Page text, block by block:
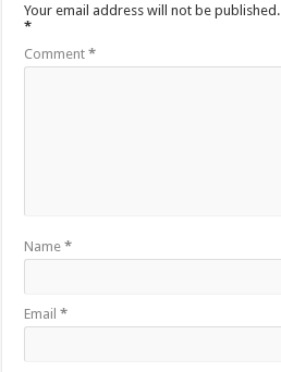
Your email address will not be published.
*
Comment*
Name*
Email*